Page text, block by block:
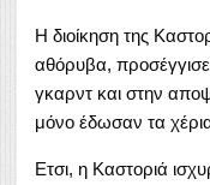
Η διοίκηση της
αθόρυβα,
γκαρντ και στην
μόνο έδωσαν τα
Ετσι, η Καστοριά